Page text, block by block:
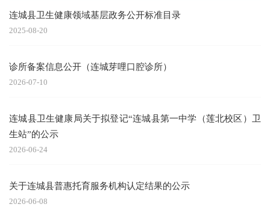
连城县卫生健康领域基层政务公开标准目录
2025-08-20
诊所备案信息公开（连城芽哩口腔诊所）
2026-07-10
连城县卫生健康局关于拟登记“连城县第一中学（莲北校区）卫
生站”的公示
2026-06-24
关于连城县普惠托育服务机构认定结果的公示
2026-06-08